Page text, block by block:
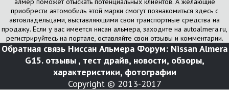
приобрести автомобиль этой марки смогут познакомиться здесь с
автовладельцами, выставляющими свои транспортные средства на
продажу. Если у вас имеется нисан альмера, заходите на autoalmera.ru,
регистрируйтесь на портале, оставляйте свои отзывы и комментарии.
Обратная связь Ниссан Альмера Форум: Nissan Almera
G15. отзывы , тест драйв, новости, обзоры,
характеристики, фотографии
Copyright © 2013-2017